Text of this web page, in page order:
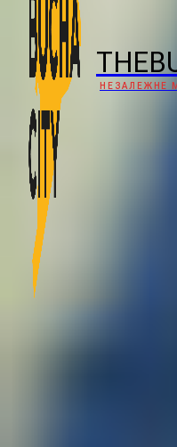
НЕЗАЛЕЖНЕ